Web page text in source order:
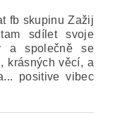
fb skupinu Zažij
sdílet svoje
a společně se
krásných věcí, a
positive vibec